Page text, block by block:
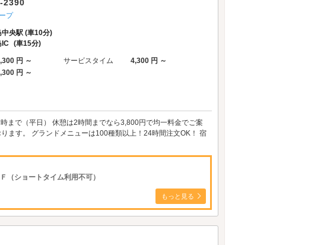
2390
プ
中央駅 (車10分)
IC (車15分)
円 ～ サービスタイム
4,300 円 ～
円 ～
まで（平日） 休憩は2時間までなら3,800円で均一料金でご案
ます。 グランドメニューは100種類以上！24時間注文OK！ 宿
ショートタイム利用不可）
もっと見る